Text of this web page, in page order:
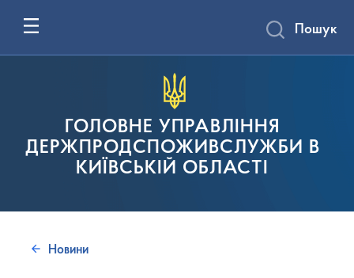
ГОЛОВНЕ УПРАВЛІННЯ
ДЕРЖПРОДСПОЖИВСЛУЖБИ В
КИЇВСЬКІЙ ОБЛАСТІ
Пошук
Новини